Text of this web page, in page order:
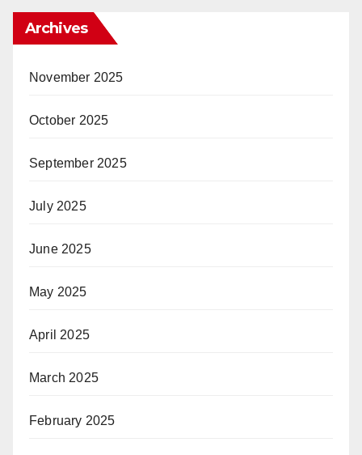
Archives
November 2025
October 2025
September 2025
July 2025
June 2025
May 2025
April 2025
March 2025
February 2025